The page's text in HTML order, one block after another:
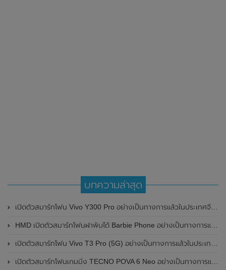
บทความล่าสุด
เปิดตัวสมาร์ทโฟน Vivo Y300 Pro อย่างเป็นทางการแล้วในประเทศจีน มาพร้อมดีไซน์พรีเมี่ยม ทนทาน และแบตเตอรี่สุดอึดขนาดใหญ่ 6,500mAh พร้อมรองรับการชาร์จไว 80W
HMD เปิดตัวสมาร์ทโฟนฝาพับได้ Barbie Phone อย่างเป็นทางการแล้ว มาพร้อมธีมสีชมพูสดใส
เปิดตัวสมาร์ทโฟน Vivo T3 Pro (5G) อย่างเป็นทางการแล้วในประเทศอินเดีย
เปิดตัวสมาร์ทโฟนเกมมิ่ง TECNO POVA 6 Neo อย่างเป็นทางการแล้วในประเทศไทย ในราคา 8,499 บาท